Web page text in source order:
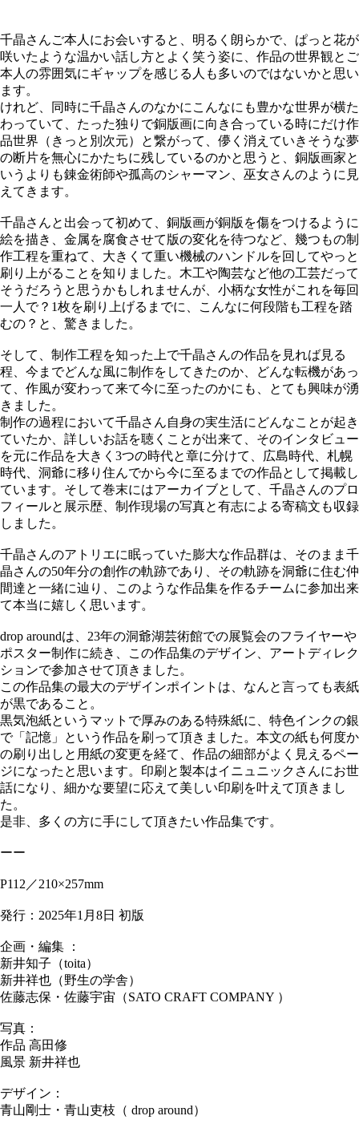
千晶さんご本人にお会いすると、明るく朗らかで、ぱっと花が
咲いたような温かい話し方とよく笑う姿に、作品の世界観とご
本人の雰囲気にギャップを感じる人も多いのではないかと思い
ます。
けれど、同時に千晶さんのなかにこんなにも豊かな世界が横た
わっていて、たった独りで銅版画に向き合っている時にだけ作
品世界（きっと別次元）と繋がって、儚く消えていきそうな夢
の断片を無心にかたちに残しているのかと思うと、銅版画家と
いうよりも錬金術師や孤高のシャーマン、巫女さんのように見
えてきます。
千晶さんと出会って初めて、銅版画が銅版を傷をつけるように
絵を描き、金属を腐食させて版の変化を待つなど、幾つもの制
作工程を重ねて、大きくて重い機械のハンドルを回してやっと
刷り上がることを知りました。木工や陶芸など他の工芸だって
そうだろうと思うかもしれませんが、小柄な女性がこれを毎回
一人で？1枚を刷り上げるまでに、こんなに何段階も工程を踏
むの？と、驚きました。
そして、制作工程を知った上で千晶さんの作品を見れば見る
程、今までどんな風に制作をしてきたのか、どんな転機があっ
て、作風が変わって来て今に至ったのかにも、とても興味が湧
きました。
制作の過程において千晶さん自身の実生活にどんなことが起き
ていたか、詳しいお話を聴くことが出来て、そのインタビュー
を元に作品を大きく3つの時代と章に分けて、広島時代、札幌
時代、洞爺に移り住んでから今に至るまでの作品として掲載し
ています。そして巻末にはアーカイブとして、千晶さんのプロ
フィールと展示歴、制作現場の写真と有志による寄稿文も収録
しました。
千晶さんのアトリエに眠っていた膨大な作品群は、そのまま千
晶さんの50年分の創作の軌跡であり、その軌跡を洞爺に住む仲
間達と一緒に辿り、このような作品集を作るチームに参加出来
て本当に嬉しく思います。
drop aroundは、23年の洞爺湖芸術館での展覧会のフライヤーや
ポスター制作に続き、この作品集のデザイン、アートディレク
ションで参加させて頂きました。
この作品集の最大のデザインポイントは、なんと言っても表紙
が黒であること。
黒気泡紙というマットで厚みのある特殊紙に、特色インクの銀
で「記憶」という作品を刷って頂きました。本文の紙も何度か
の刷り出しと用紙の変更を経て、作品の細部がよく見えるペー
ジになったと思います。印刷と製本はイニュニックさんにお世
話になり、細かな要望に応えて美しい印刷を叶えて頂きまし
た。
是非、多くの方に手にして頂きたい作品集です。
ーー
P112／210×257mm
発行：2025年1月8日 初版
企画・編集 ：
新井知子（toita）
新井祥也（野生の学舎）
佐藤志保・佐藤宇宙（SATO CRAFT COMPANY ）
写真：
作品 高田修
風景 新井祥也
デザイン：
青山剛士・青山吏枝（ drop around）